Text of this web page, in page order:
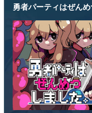
勇者パーティはぜんめ